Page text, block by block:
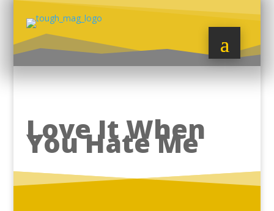
Love It When
You Hate Me